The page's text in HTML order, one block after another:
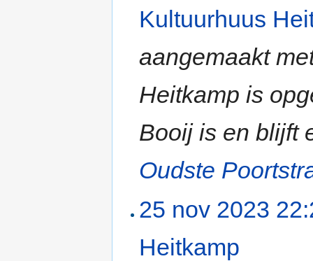
Kultuurhuus
aangemaakt
Heitkamp is
Booij is en blijft
Oudste
25 nov 2023
Heitkamp